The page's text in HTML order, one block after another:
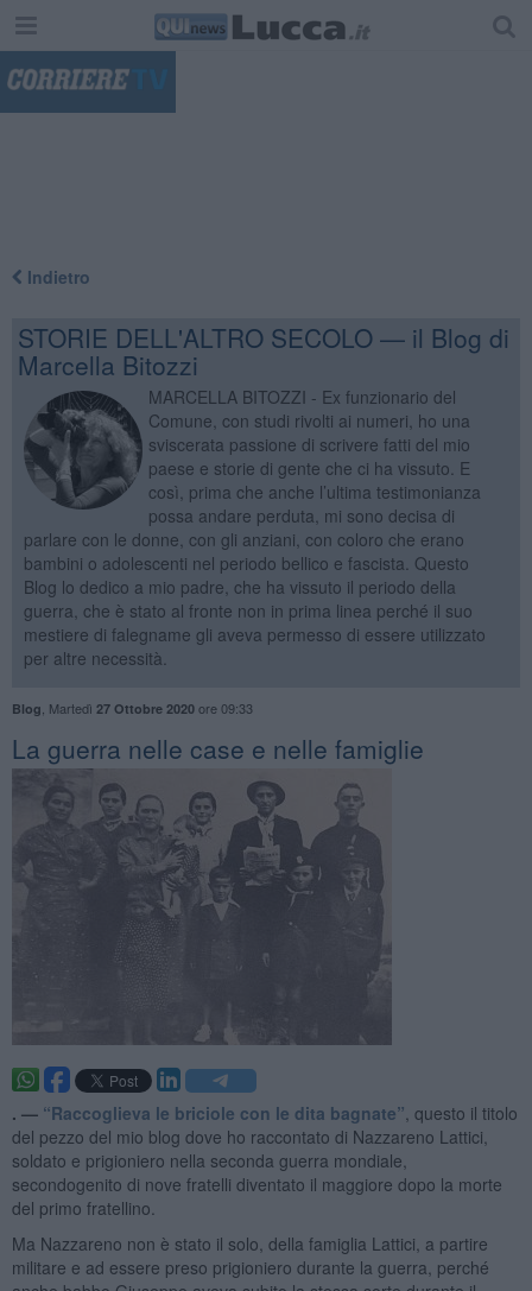
Indietro
STORIE DELL'ALTRO SECOLO — il Blog di
Marcella Bitozzi
MARCELLA BITOZZI - Ex funzionario del
Comune, con studi rivolti ai numeri, ho una
sviscerata passione di scrivere fatti del mio
paese e storie di gente che ci ha vissuto. E
così, prima che anche l’ultima testimonianza
possa andare perduta, mi sono decisa di
parlare con le donne, con gli anziani, con coloro che erano
bambini o adolescenti nel periodo bellico e fascista. Questo
Blog lo dedico a mio padre, che ha vissuto il periodo della
guerra, che è stato al fronte non in prima linea perché il suo
mestiere di falegname gli aveva permesso di essere utilizzato
per altre necessità.
Blog Martedì 27 Ottobre 2020ore 09:33
La guerra nelle case e nelle famiglie
. — “Raccoglieva le briciole con le dita bagnate” , questo il titolo
del pezzo del mio blog dove ho raccontato di Nazzareno Lattici,
soldato e prigioniero nella seconda guerra mondiale,
secondogenito di nove fratelli diventato il maggiore dopo la morte
del primo fratellino.
Ma Nazzareno non è stato il solo, della famiglia Lattici, a partire
militare e ad essere preso prigioniero durante la guerra, perché